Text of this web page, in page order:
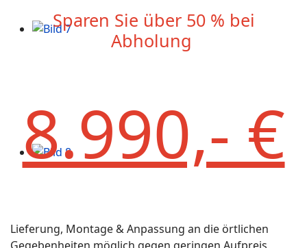
Sparen Sie über 50 % bei
Abholung
8.990,- €
Lieferung, Montage & Anpassung an die örtlichen